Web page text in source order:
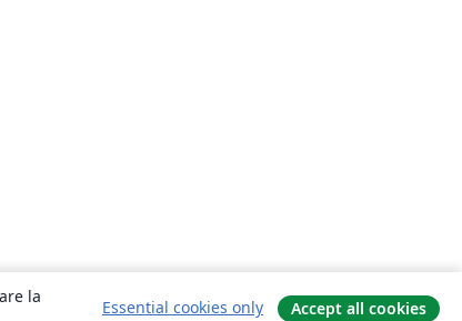
la
Essential cookies only Accept all cookies